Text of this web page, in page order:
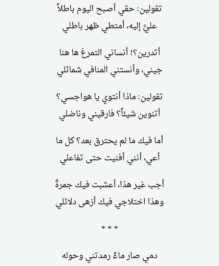
تقولين: حقي أصبح اليوم باطلاً
عليَّ إليه، أمتطي ظهر باطلي
أتدرين؟! أنساني التمرغ ها هنا
جيني، وأنستني المنافي شمائلي
تقولين: ماذا أنتوي يا هواجسي؟
أتنوين شيئاً؟ فارقيني وناضلي
أما فيك ما لم يحترق بعد؟ كل ما
أعي، أنني أفنيت حتى تفاعلي
أجب غير هذا، أعشبت فيك جمرةٌ
وهذا اختلاجي فيك أزهى دلائلي
* * *
دمي صار ماءً رمدتني وحوله